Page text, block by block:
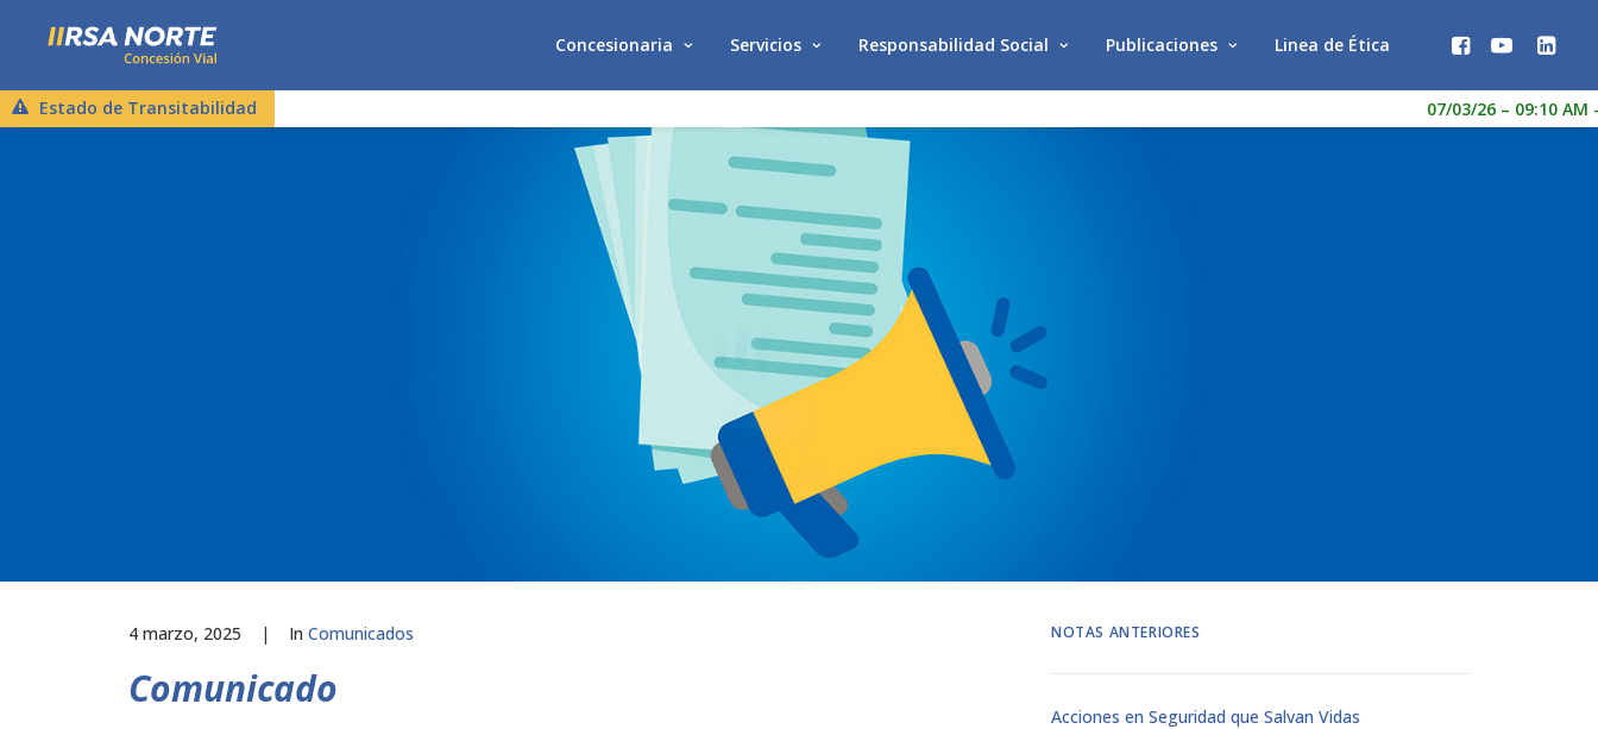
Concesionaria Servicios Responsabilidad Social Publicaciones Linea de Ética
Estado de Transitabilidad 07/03/26 – 09:10 AM-
4 marzo, 2025 | InComunicados
Comunicado
NOTAS ANTERIORES
Acciones en Seguridad que Salvan Vidas